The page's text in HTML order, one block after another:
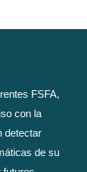
FSFA,
con la
detectar
de su